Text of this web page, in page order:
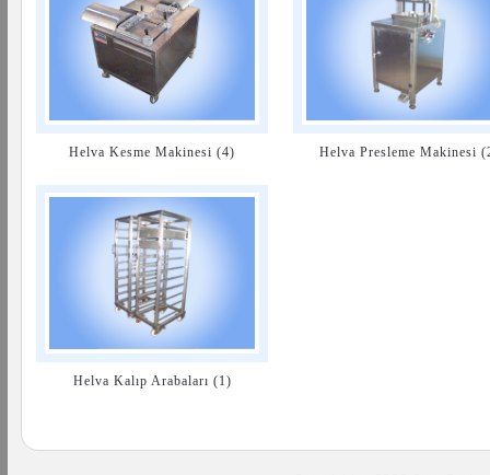
Helva Kesme Makinesi (4) Helva Presleme Makinesi
Helva Kalıp Arabaları (1)